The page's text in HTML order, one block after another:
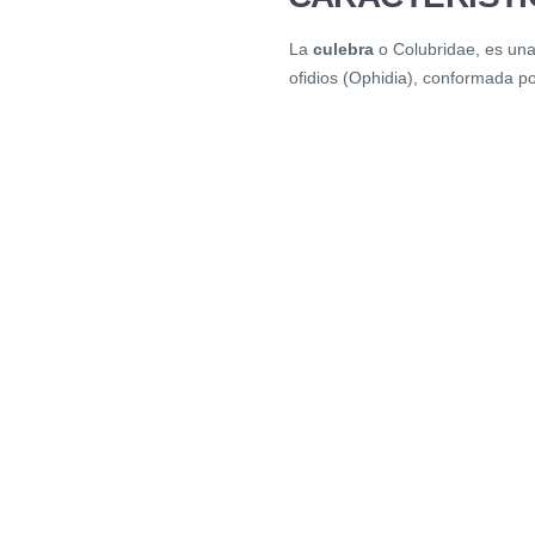
La culebra o Colubridae, es
ofidios (Ophidia), conformada